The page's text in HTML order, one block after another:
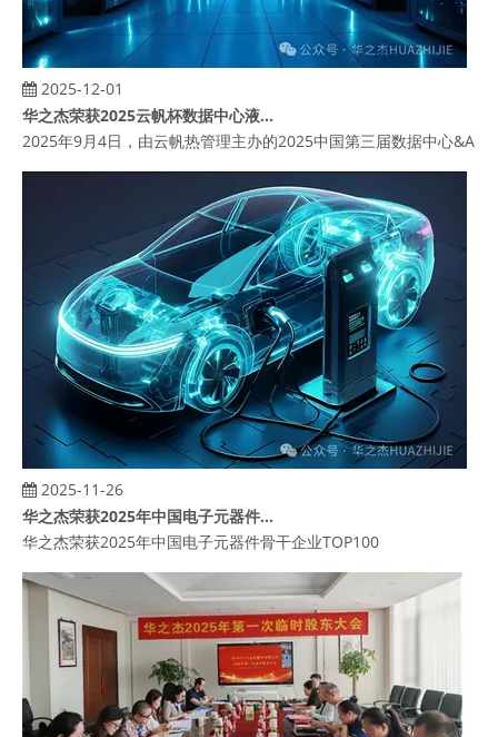
2025-12-01
2025年9月4日，由云帆热管理主办的2025中国第三届数据中心&AI
2025-11-26
华之杰荣获2025年中国电子元器件骨干企业TOP100